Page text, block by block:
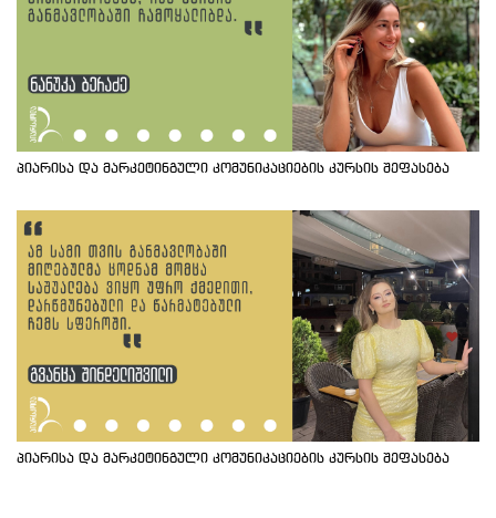
პიარისა და მარკეტინგული კომუნიკაციების კურსის შეფასება
პიარისა და მარკეტინგული კომუნიკაციების კურსის შეფასება